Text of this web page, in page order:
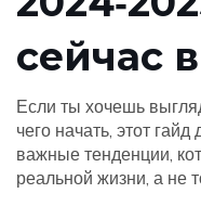
сейчас
Если ты хочешь
чего начать, этот
важные тенденции,
реальной жизни, а не